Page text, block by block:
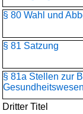
§ 80 Wahl und
§ 81 Satzung
§ 81a Stellen zur
Gesundheitswesen
Dritter Titel